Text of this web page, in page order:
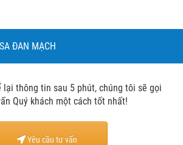
ĐAN MẠCH
lại thông tin sau 5 phút, chúng tôi sẽ gọi
Quý khách một cách tốt nhất!
Yêu cầu tư vấn